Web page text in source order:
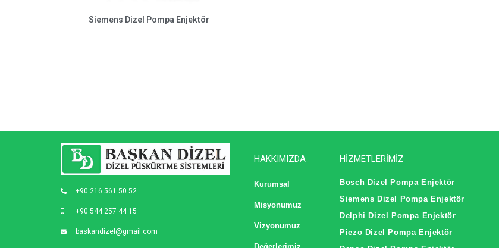
Siemens Dizel Pompa Enjektör
+90 216 561 50 52
+90 544 257 44 15
baskandizel@gmail.com
HAKKIMIZDA
Kurumsal
Misyonumuz
Vizyonumuz
HİZMETLERİMİZ
Bosch Dizel Pompa Enjektör
Siemens Dizel Pompa Enjektör
Delphi Dizel Pompa Enjektör
Piezo Dizel Pompa Enjektör